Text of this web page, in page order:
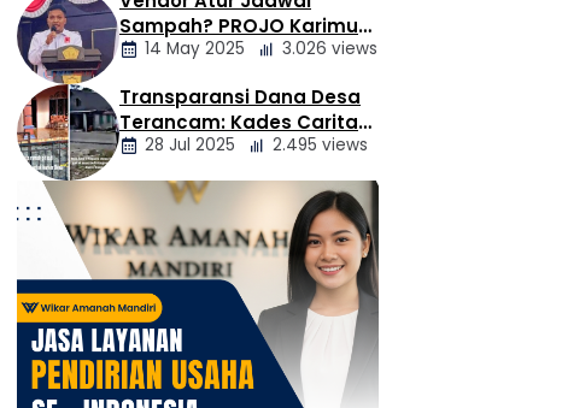
Berita
Daerah
Aparat Bertindak Tegas
Berita
Daerah
Sampah? PROJO Karimun
Kritik Usulan PT AGB
14 May 2025 3.026 views
Berita
Daerah
Transparansi Dana Desa
Terancam: Kades Caritas
Sogawunasi Diduga
Warga
28 Jul 2025 2.495 views